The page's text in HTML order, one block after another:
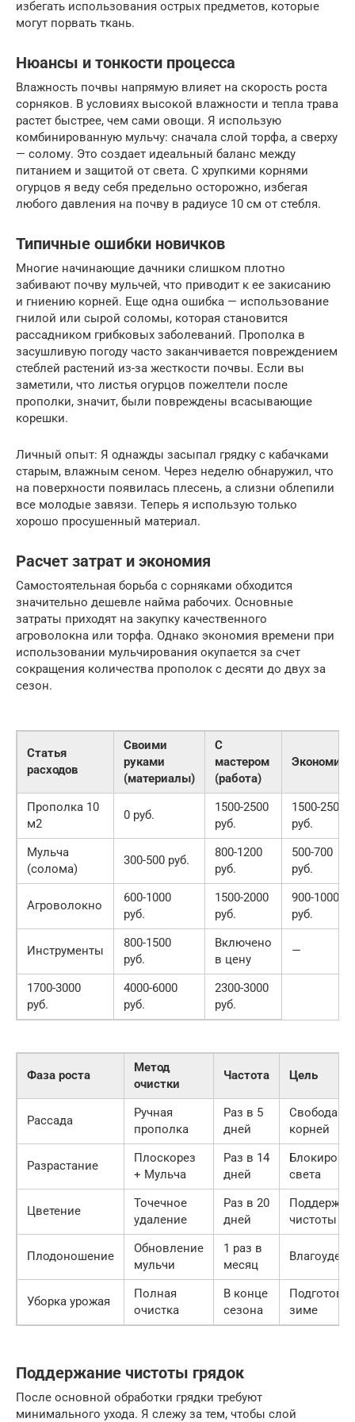
избегать использования острых предметов, которые
могут порвать ткань.
Нюансы и тонкости процесса
Влажность почвы напрямую влияет на скорость роста
сорняков. В условиях высокой влажности и тепла трава
растет быстрее, чем сами овощи. Я использую
комбинированную мульчу: сначала слой торфа, а сверху
— солому. Это создает идеальный баланс между
питанием и защитой от света. С хрупкими корнями
огурцов я веду себя предельно осторожно, избегая
любого давления на почву в радиусе 10 см от стебля.
Типичные ошибки новичков
Многие начинающие дачники слишком плотно
забивают почву мульчей, что приводит к ее закисанию
и гниению корней. Еще одна ошибка — использование
гнилой или сырой соломы, которая становится
рассадником грибковых заболеваний. Прополка в
засушливую погоду часто заканчивается повреждением
стеблей растений из-за жесткости почвы. Если вы
заметили, что листья огурцов пожелтели после
прополки, значит, были повреждены всасывающие
корешки.
Личный опыт: Я однажды засыпал грядку с кабачками
старым, влажным сеном. Через неделю обнаружил, что
на поверхности появилась плесень, а слизни облепили
все молодые завязи. Теперь я использую только
хорошо просушенный материал.
Расчет затрат и экономия
Самостоятельная борьба с сорняками обходится
значительно дешевле найма рабочих. Основные
затраты приходят на закупку качественного
агроволокна или торфа. Однако экономия времени при
использовании мульчирования окупается за счет
сокращения количества прополок с десяти до двух за
сезон.
Статья
расходов
Своими
руками
(материалы)
С
мастером
(работа)
Экономия
Прополка 10
м2
0 руб.
1500-2500
руб.
1500-2500
руб.
Мульча
(солома)
300-500 руб.
800-1200
руб.
500-700
руб.
Агроволокно
600-1000
руб.
1500-2000
руб.
900-1000
руб.
Инструменты
800-1500
руб.
Включено
в цену
—
1700-3000
руб.
4000-6000
руб.
2300-3000
руб.
Фаза роста
Метод
очистки
Частота Цель
Рассада
Ручная
прополка
Раз в 5
дней
Свобода
корней
Разрастание
Плоскорез
+ Мульча
Раз в 14
дней
света
Цветение
Точечное
удаление
Раз в 20
дней
чистоты
Плодоношение
Обновление
мульчи
1 раз в
месяц
Уборка урожая
Полная
очистка
В конце
сезона
зиме
Поддержание чистоты грядок
После основной обработки грядки требуют
минимального ухода. Я слежу за тем, чтобы слой